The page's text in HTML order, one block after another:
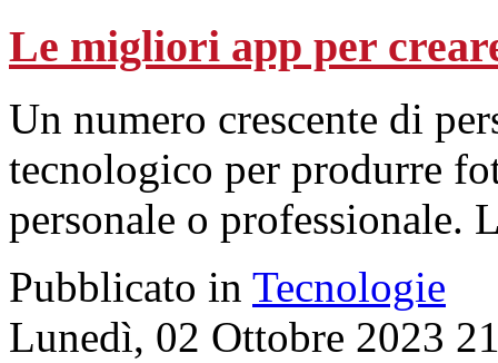
Le migliori app per
Un numero crescente di
tecnologico per produrre
personale o professionale.
Pubblicato in Tecnologie
Lunedì, 02 Ottobre 2023